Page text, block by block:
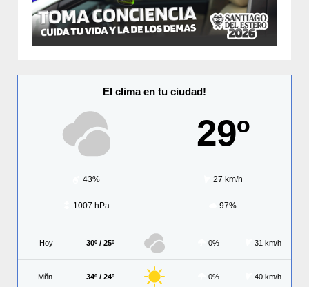
El clima en tu ciudad!
29º
43% 27 km/h
1007 hPa 97%
Hoy 30º / 25º 0% 31 km/h
Mñn. 34º / 24º 0% 40 km/h